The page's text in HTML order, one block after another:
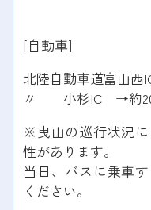
[自動車]
北陸自動車道富山西
〃 小杉IC →約
※曳山の巡行状況
性があります。
当日、バスに乗車
ください。